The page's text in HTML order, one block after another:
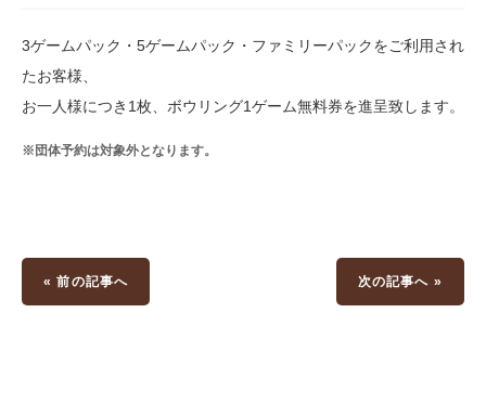
3ゲームパック・5ゲームパック・ファミリーパックをご利用され
たお客様、
お一人様につき1枚、ボウリング1ゲーム無料券を進呈致します。
※団体予約は対象外となります。
« 前の記事へ 次の記事へ »